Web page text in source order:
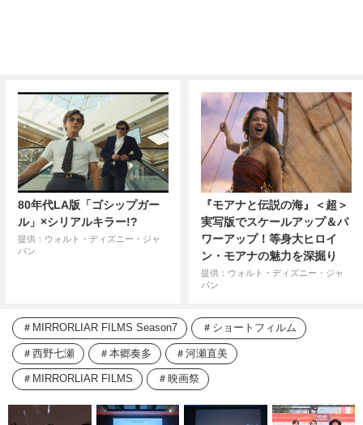
80年代LA版「ゴシップガー
ル」×シリアルキラー!?
提供：ウォルト・ディズニー・ジャ
パン
『モアナと伝説の海』＜超＞
実写版でスケールアップ＆パ
ワーアップ！等身大ヒロイ
ン・モアナの魅力を深掘り
提供：ウォルト・ディズニー・ジャ
パン
MIRRORLIAR FILMS Season7 ショートフィルム
西野七瀬 本郷奏多 河瀬直美
MIRRORLIAR FILMS 映画祭